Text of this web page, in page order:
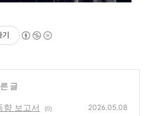
글
보고서 (0) 2026.05.08